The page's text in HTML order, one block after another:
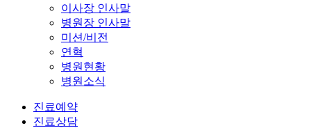
이사장 인사말
병원장 인사말
미션/비전
연혁
병원현황
병원소식
진료예약
진료상담